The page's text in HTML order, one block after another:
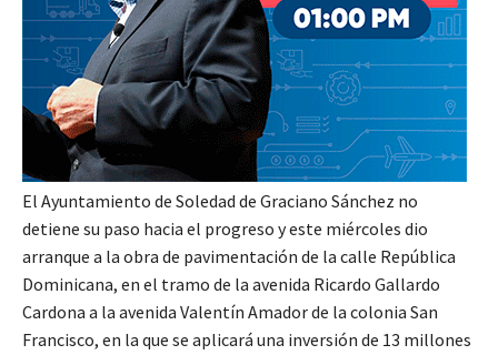
El Ayuntamiento de Soledad de Graciano Sánchez no
detiene su paso hacia el progreso y este miércoles dio
arranque a la obra de pavimentación de la calle República
Dominicana, en el tramo de la avenida Ricardo Gallardo
Cardona a la avenida Valentín Amador de la colonia San
Francisco, en la que se aplicará una inversión de 13 millones